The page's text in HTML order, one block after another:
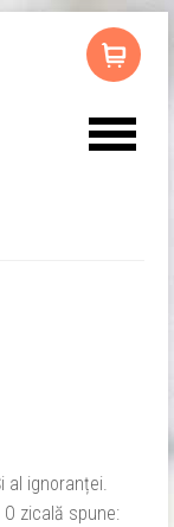
al ignoranței.
zicală spune: